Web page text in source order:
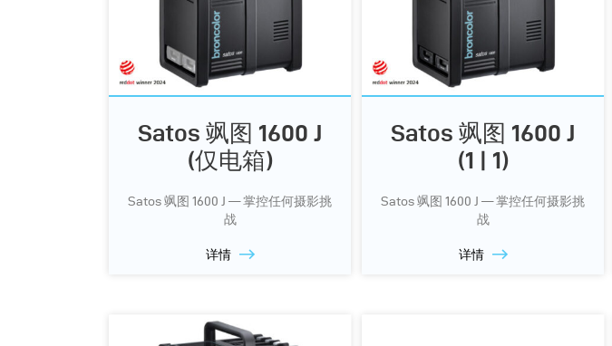
Satos 飒图 1600 J
(仅电箱)
Satos 飒图 1600 J — 掌控任何摄影挑
战
详情
Satos 飒图 1600 J
(1 | 1)
Satos 飒图 1600 J — 掌控任何摄影挑
战
详情